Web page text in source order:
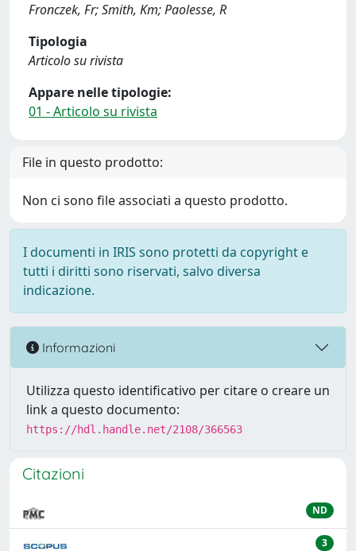
Fronczek, Fr; Smith, Km; Paolesse, R
Tipologia
Articolo su rivista
Appare nelle tipologie:
01 - Articolo su rivista
File in questo prodotto:
Non ci sono file associati a questo prodotto.
I documenti in IRIS sono protetti da copyright e
tutti i diritti sono riservati, salvo diversa
indicazione.
Informazioni
Utilizza questo identificativo per citare o creare un
link a questo documento:
https://hdl.handle.net/2108/366563
Citazioni
ND
3